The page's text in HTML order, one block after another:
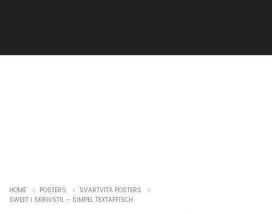
HOME POSTERS
SVARTVITA POSTERS
SWEET I SKRIVSTIL – SIMPEL TEXTAFFISCH